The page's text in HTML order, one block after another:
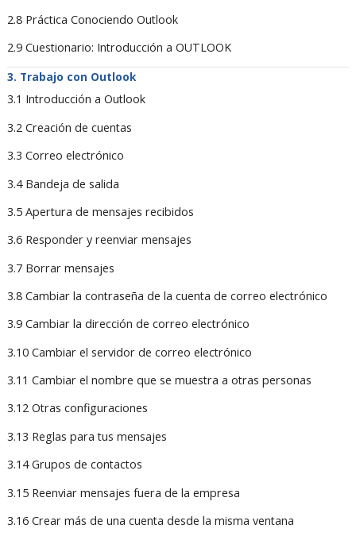
2.8 Práctica Conociendo Outlook
2.9 Cuestionario: Introducción a OUTLOOK
Trabajo con Outlook
3.1 Introducción a Outlook
3.2 Creación de cuentas
3.3 Correo electrónico
3.4 Bandeja de salida
3.5 Apertura de mensajes recibidos
3.6 Responder y reenviar mensajes
3.7 Borrar mensajes
3.8 Cambiar la contraseña de la cuenta de correo electrónico
3.9 Cambiar la dirección de correo electrónico
3.10 Cambiar el servidor de correo electrónico
3.11 Cambiar el nombre que se muestra a otras personas
3.12 Otras configuraciones
3.13 Reglas para tus mensajes
3.14 Grupos de contactos
3.15 Reenviar mensajes fuera de la empresa
3.16 Crear más de una cuenta desde la misma ventana